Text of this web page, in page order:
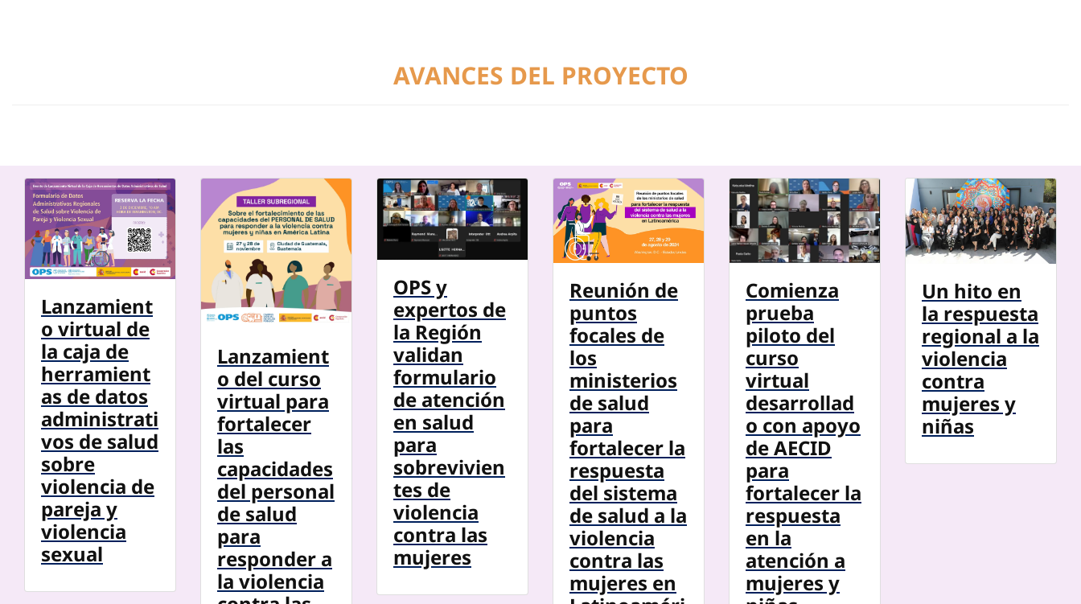
AVANCES DEL PROYECTO
Lanzamient
o virtual de
la caja de
herramient
as de datos
administrati
vos de salud
sobre
violencia de
pareja y
violencia
sexual
Lanzamient
o del curso
virtual para
fortalecer
las
capacidades
del personal
de salud
para
responder a
la violencia
OPS y
expertos de
la Región
validan
formulario
de atención
en salud
para
sobrevivien
tes de
violencia
contra las
mujeres
Reunión de
puntos
focales de
los
ministerios
de salud
para
fortalecer la
respuesta
del sistema
de salud a la
violencia
contra las
mujeres en
Comienza
prueba
piloto del
curso
virtual
desarrollad
o con apoyo
de AECID
para
fortalecer la
respuesta
en la
atención a
mujeres y
Un hito en
la respuesta
regional a la
violencia
contra
mujeres y
niñas